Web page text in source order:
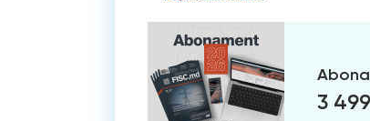
3 499